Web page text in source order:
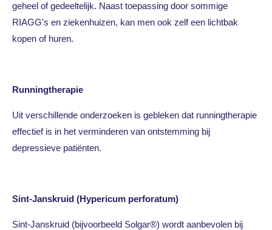
geheel of gedeeltelijk. Naast toepassing door sommige
RIAGG's en ziekenhuizen, kan men ook zelf een lichtbak
kopen of huren.
Runningtherapie
Uit verschillende onderzoeken is gebleken dat runningtherapie
effectief is in het verminderen van ontstemming bij
depressieve patiënten.
Sint-Janskruid (Hypericum perforatum)
Sint-Janskruid (bijvoorbeeld Solgar®) wordt aanbevolen bij